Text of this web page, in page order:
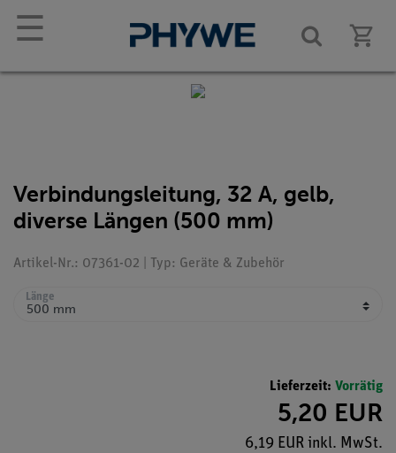
☰
Verbindungsleitung, 32 A, gelb,
diverse Längen (500 mm)
Artikel-Nr.: 07361-02 | Typ: Geräte & Zubehör
Länge
Lieferzeit: Vorrätig
5,20 EUR
6,19 EUR inkl. MwSt.